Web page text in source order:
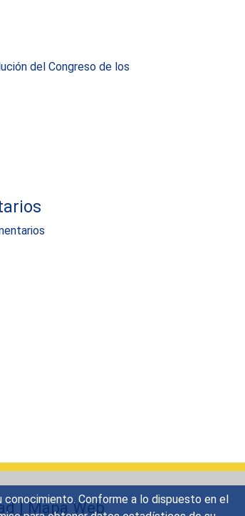
Conforme a lo dispuesto en el
del Congreso de los
|Mapa Web